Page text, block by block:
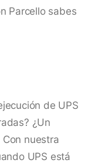
Parcello sabes
de UPS
¿Un
nuestra
UPS está